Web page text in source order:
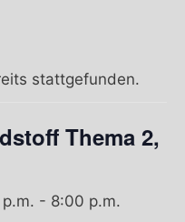
stattgefunden.
Thema 2,
- 8:00 p.m.